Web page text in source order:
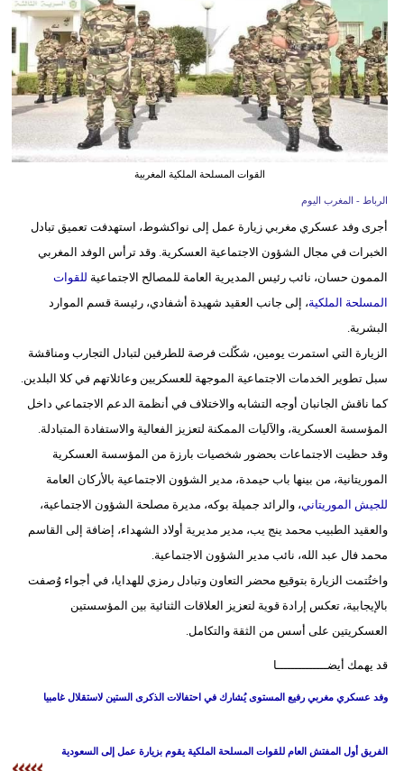
ديكور
أخبار
البرلمان
مرأة
إسلامية
علوم
وتكنولوجيا
مدوَّنات
فيديو
سيارات
القوات المسلحة الملكية المغربية
الرباط - المغرب اليوم
أجرى وفد عسكري مغربي زيارة عمل إلى نواكشوط، استهدفت تعميق تبادل
الخبرات في مجال الشؤون الاجتماعية العسكرية. وقد ترأس الوفد المغربي
الممون حسان، نائب رئيس المديرية العامة للمصالح الاجتماعية للقوات
المسلحة الملكية، إلى جانب العقيد شهيدة أشفادي، رئيسة قسم الموارد
البشرية.
الزيارة التي استمرت يومين، شكّلت فرصة للطرفين لتبادل التجارب ومناقشة
سبل تطوير الخدمات الاجتماعية الموجهة للعسكريين وعائلاتهم في كلا البلدين.
كما ناقش الجانبان أوجه التشابه والاختلاف في أنظمة الدعم الاجتماعي داخل
المؤسسة العسكرية، والآليات الممكنة لتعزيز الفعالية والاستفادة المتبادلة.
وقد حظيت الاجتماعات بحضور شخصيات بارزة من المؤسسة العسكرية
الموريتانية، من بينها باب حيمدة، مدير الشؤون الاجتماعية بالأركان العامة
للجيش الموريتاني، والرائد جميلة بوكه، مديرة مصلحة الشؤون الاجتماعية،
والعقيد الطبيب محمد ينج يب، مدير مديرية أولاد الشهداء، إضافة إلى القاسم
محمد فال عبد الله، نائب مدير الشؤون الاجتماعية.
واختُتمت الزيارة بتوقيع محضر التعاون وتبادل رمزي للهدايا، في أجواء وُصفت
بالإيجابية، تعكس إرادة قوية لتعزيز العلاقات الثنائية بين المؤسستين
العسكريتين على أسس من الثقة والتكامل.
قد يهمك أيضــــــــــــــا
وفد عسكري مغربي رفيع المستوى يُشارك في احتفالات الذكرى الستين لاستقلال غامبيا
الفريق أول المفتش العام للقوات المسلحة الملكية يقوم بزيارة عمل إلى السعودية